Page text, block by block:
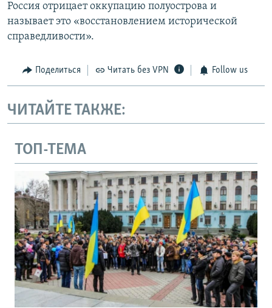
Россия отрицает оккупацию полуострова и
называет это «восстановлением исторической
справедливости».
Поделиться Читать без VPN Follow us
ЧИТАЙТЕ ТАКЖЕ:
ТОП-ТЕМА